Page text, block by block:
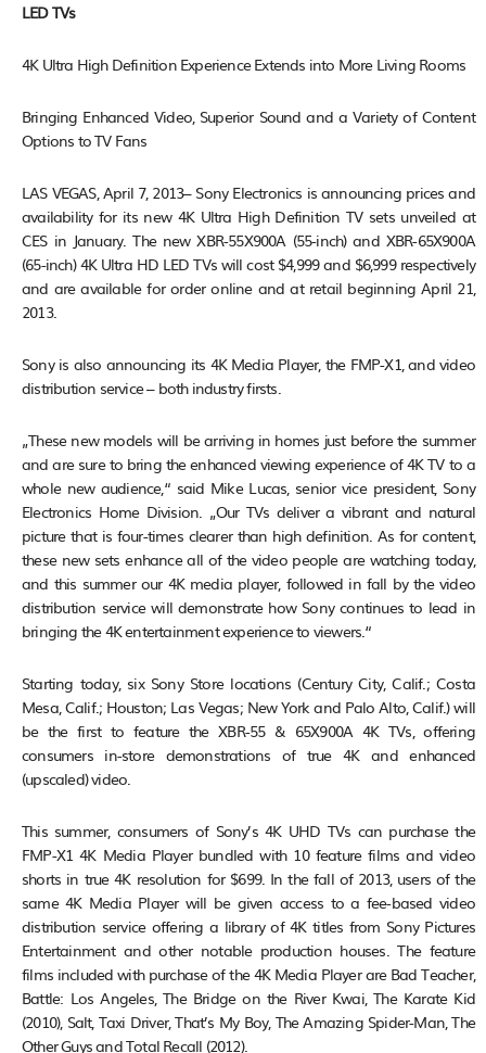
LED TVs
4K Ultra High Definition Experience Extends into More Living Rooms
Bringing Enhanced Video, Superior Sound and a Variety of Content
Options to TV Fans
LAS VEGAS, April 7, 2013– Sony Electronics is announcing prices and
availability for its new 4K Ultra High Definition TV sets unveiled at
CES in January. The new XBR-55X900A (55-inch) and XBR-65X900A
(65-inch) 4K Ultra HD LED TVs will cost $4,999 and $6,999 respectively
and are available for order online and at retail beginning April 21,
2013.
Sony is also announcing its 4K Media Player, the FMP-X1, and video
distribution service – both industry firsts.
„These new models will be arriving in homes just before the summer
and are sure to bring the enhanced viewing experience of 4K TV to a
whole new audience,“ said Mike Lucas, senior vice president, Sony
Electronics Home Division. „Our TVs deliver a vibrant and natural
picture that is four-times clearer than high definition. As for content,
these new sets enhance all of the video people are watching today,
and this summer our 4K media player, followed in fall by the video
distribution service will demonstrate how Sony continues to lead in
bringing the 4K entertainment experience to viewers.“
Starting today, six Sony Store locations (Century City, Calif.; Costa
Mesa, Calif.; Houston; Las Vegas; New York and Palo Alto, Calif.) will
be the first to feature the XBR-55 & 65X900A 4K TVs, offering
consumers in-store demonstrations of true 4K and enhanced
(upscaled) video.
This summer, consumers of Sony’s 4K UHD TVs can purchase the
FMP-X1 4K Media Player bundled with 10 feature films and video
shorts in true 4K resolution for $699. In the fall of 2013, users of the
same 4K Media Player will be given access to a fee-based video
distribution service offering a library of 4K titles from Sony Pictures
Entertainment and other notable production houses. The feature
films included with purchase of the 4K Media Player are Bad Teacher,
Battle: Los Angeles, The Bridge on the River Kwai, The Karate Kid
(2010), Salt, Taxi Driver, That’s My Boy, The Amazing Spider-Man, The
Other Guys and Total Recall (2012).